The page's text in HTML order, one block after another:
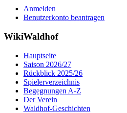
Anmelden
Benutzerkonto beantragen
WikiWaldhof
Hauptseite
Saison 2026/27
Rückblick 2025/26
Spielerverzeichnis
Begegnungen A-Z
Der Verein
Waldhof-Geschichten